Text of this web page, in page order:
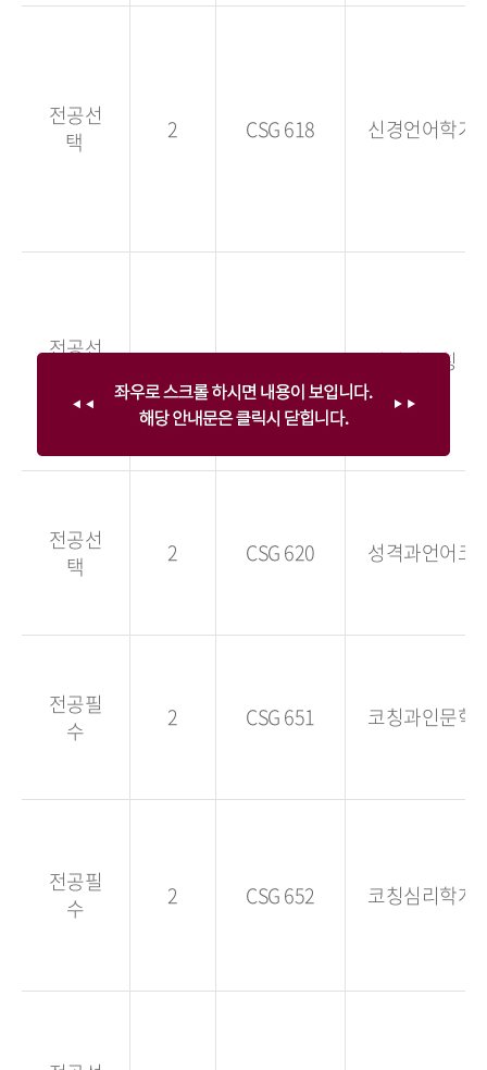
전공선
택
2 CSG 618 신경언어학기
전공선
2 CSG 619 커리어코칭
전공선
택
2 CSG 620 성격과언어
전공필
수
2 CSG 651 코칭과인문학
전공필
수
2 CSG 652 코칭심리학개